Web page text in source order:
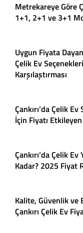
Metrekareye Göre
1+1, 2+1 ve 3+1
Uygun Fiyata
Çelik Ev
Karşılaştırması
Çankırı’da Çelik
İçin Fiyatı
Çankırı’da Çelik
Kadar? 2025 Fiyat
Kalite, Güvenlik ve
Çankırı Çelik Ev